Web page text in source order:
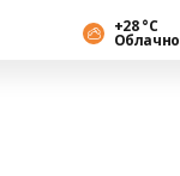
+28 °С
Облачно